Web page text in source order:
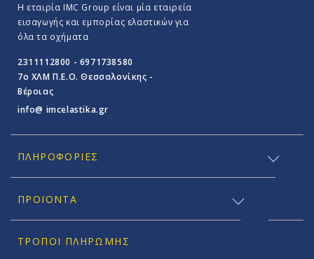
Η εταιρία IMC Group είναι μία εταιρεία
εισαγωγής και εμπορίας ελαστικών για
όλα τα οχήματα
2311112800 - 6971738580
7o ΧΛΜ Π.E.O. Θεσσαλονίκης -
Βέροιας
info@ imcelastika.gr
ΠΛΗΡΟΦΟΡΊΕΣ
ΠΡΟΪΟΝΤΑ
ΤΡΌΠΟΙ ΠΛΗΡΩΜΉΣ